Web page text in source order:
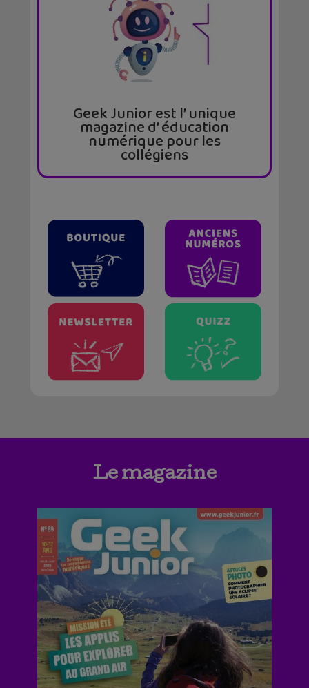
Geek Junior est l’ unique
magazine d’ éducation
numérique pour les
collégiens
Le magazine